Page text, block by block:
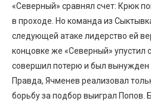
«Северный» сравнял счет: Крюк
в проходе. Но команда из
следующей атаке лидерство ей
концовке же «Северный» упустил
совершил потерю и был вынужден
Правда, Ячменев реализовал
борьбу за подбор выиграл Попов.